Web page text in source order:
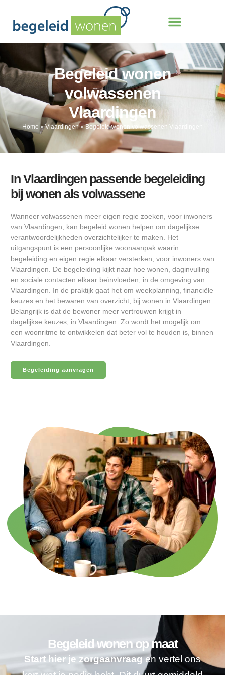
Begeleid wonen
volwassenen
Vlaardingen
Home »Vlaardingen»Begeleid wonen volwassenen Vlaardingen
In Vlaardingen passende begeleiding
bij wonen als volwassene
Wanneer volwassenen meer eigen regie zoeken, voor inwoners
van Vlaardingen, kan begeleid wonen helpen om dagelijkse
verantwoordelijkheden overzichtelijker te maken. Het
uitgangspunt is een persoonlijke woonaanpak waarin
begeleiding en eigen regie elkaar versterken, voor inwoners van
Vlaardingen. De begeleiding kijkt naar hoe wonen, daginvulling
en sociale contacten elkaar beïnvloeden, in de omgeving van
Vlaardingen. In de praktijk gaat het om weekplanning, financiële
keuzes en het bewaren van overzicht, bij wonen in Vlaardingen.
Belangrijk is dat de bewoner meer vertrouwen krijgt in
dagelijkse keuzes, in Vlaardingen. Zo wordt het mogelijk om
een woonritme te ontwikkelen dat beter vol te houden is, binnen
Vlaardingen.
Begeleiding aanvragen
Begeleid wonen op maat
Start hier je zorgaanvraagen vertel ons